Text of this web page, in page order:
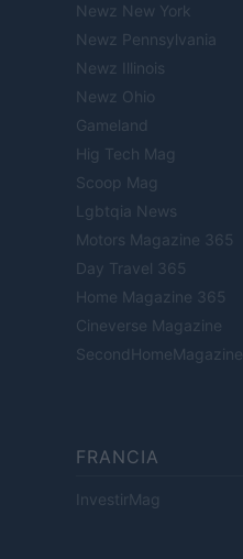
Newz New York
Newz Pennsylvania
Newz Illinois
Newz Ohio
Gameland
Hig Tech Mag
Scoop Mag
Lgbtqia News
Motors Magazine 365
Day Travel 365
Home Magazine 365
Cineverse Magazine
SecondHomeMagazine
FRANCIA
InvestirMag